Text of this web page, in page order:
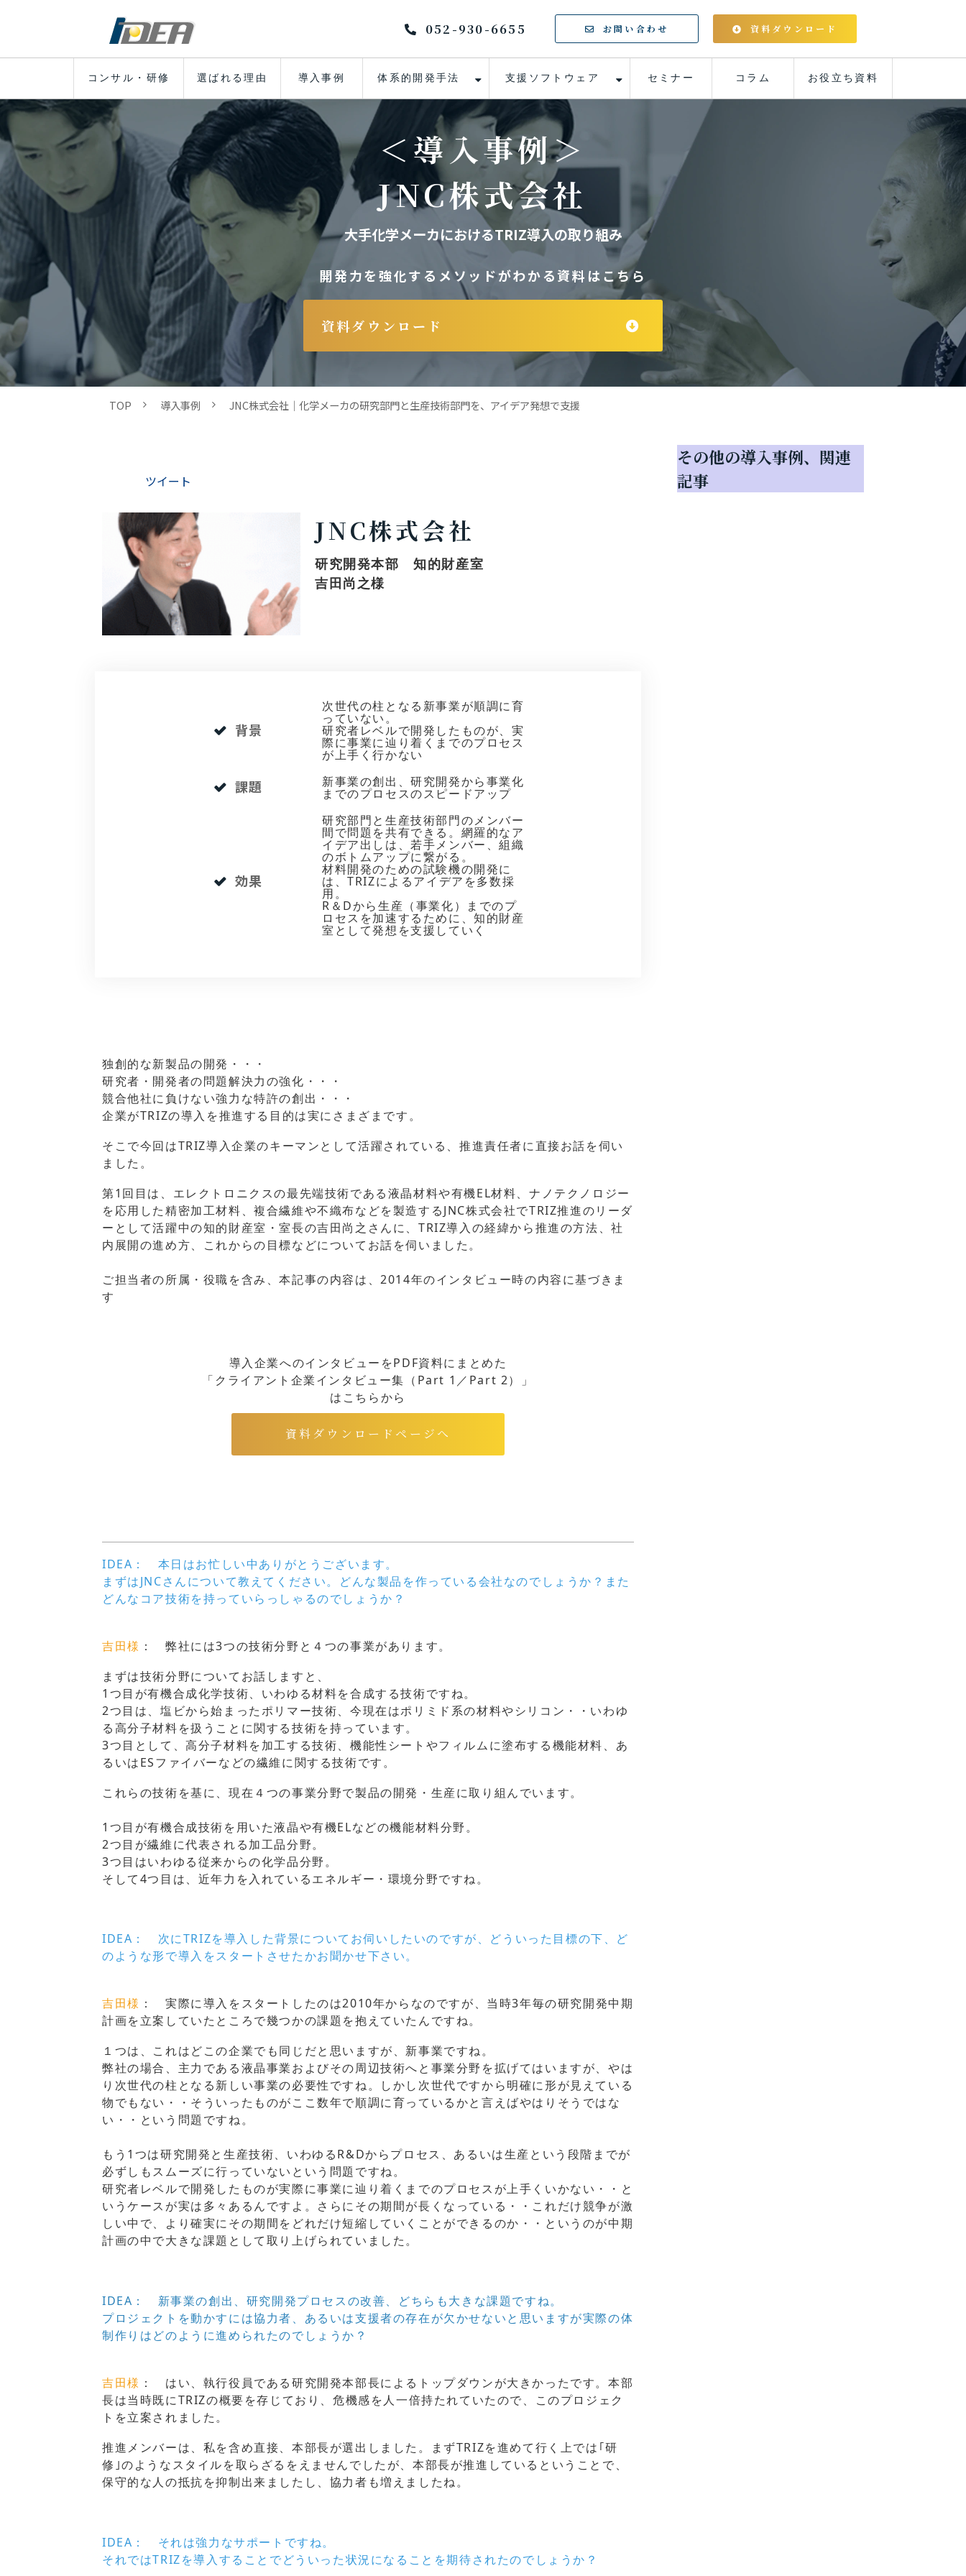
052-930-6655 お問い合わせ 資料ダウンロード
コンサル・研修 選ばれる理由 導入事例 体系的開発手法 支援ソフトウェア セミナー コラム お役立ち資料
＜導入事例＞
JNC株式会社
大手化学メーカにおけるTRIZ導入の取り組み
開発力を強化するメソッドがわかる資料はこちら
資料ダウンロード
TOP 導入事例 JNC株式会社｜化学メーカの研究部門と生産技術部門を、アイデア発想で支援
ツイート
JNC株式会社
研究開発本部 知的財産室
吉田尚之様
背景
次世代の柱となる新事業が順調に育
っていない。
研究者レベルで開発したものが、実
際に事業に辿り着くまでのプロセス
が上手く行かない
課題 新事業の創出、研究開発から事業化
までのプロセスのスピードアップ
効果
研究部門と生産技術部門のメンバー
間で問題を共有できる。網羅的なア
イデア出しは、若手メンバー、組織
のボトムアップに繋がる。
材料開発のための試験機の開発に
は、TRIZによるアイデアを多数採
用。
R＆Dから生産（事業化）までのプ
ロセスを加速するために、知的財産
室として発想を支援していく
独創的な新製品の開発・・・
研究者・開発者の問題解決力の強化・・・
競合他社に負けない強力な特許の創出・・・
企業がTRIZの導入を推進する目的は実にさまざまです。
そこで今回はTRIZ導入企業のキーマンとして活躍されている、推進責任者に直接お話を伺い
ました。
第1回目は、エレクトロニクスの最先端技術である液晶材料や有機EL材料、ナノテクノロジー
を応用した精密加工材料、複合繊維や不織布などを製造するJNC株式会社でTRIZ推進のリーダ
ーとして活躍中の知的財産室・室長の吉田尚之さんに、TRIZ導入の経緯から推進の方法、社
内展開の進め方、これからの目標などについてお話を伺いました。
ご担当者の所属・役職を含み、本記事の内容は、2014年のインタビュー時の内容に基づきま
す
導入企業へのインタビューをPDF資料にまとめた
「クライアント企業インタビュー集（Part 1／Part 2）」
はこちらから
資料ダウンロードページへ
IDEA： 本日はお忙しい中ありがとうございます。
まずはJNCさんについて教えてください。どんな製品を作っている会社なのでしょうか？また
どんなコア技術を持っていらっしゃるのでしょうか？
吉田様 ： 弊社には3つの技術分野と４つの事業があります。
まずは技術分野についてお話しますと、
1つ目が有機合成化学技術、いわゆる材料を合成する技術ですね。
2つ目は、塩ビから始まったポリマー技術、今現在はポリミド系の材料やシリコン・・いわゆ
る高分子材料を扱うことに関する技術を持っています。
3つ目として、高分子材料を加工する技術、機能性シートやフィルムに塗布する機能材料、あ
るいはESファイバーなどの繊維に関する技術です。
これらの技術を基に、現在４つの事業分野で製品の開発・生産に取り組んでいます。
1つ目が有機合成技術を用いた液晶や有機ELなどの機能材料分野。
2つ目が繊維に代表される加工品分野。
3つ目はいわゆる従来からの化学品分野。
そして4つ目は、近年力を入れているエネルギー・環境分野ですね。
IDEA： 次にTRIZを導入した背景についてお伺いしたいのですが、どういった目標の下、ど
のような形で導入をスタートさせたかお聞かせ下さい。
吉田様 ： 実際に導入をスタートしたのは2010年からなのですが、当時3年毎の研究開発中期
計画を立案していたところで幾つかの課題を抱えていたんですね。
１つは、これはどこの企業でも同じだと思いますが、新事業ですね。
弊社の場合、主力である液晶事業およびその周辺技術へと事業分野を拡げてはいますが、やは
り次世代の柱となる新しい事業の必要性ですね。しかし次世代ですから明確に形が見えている
物でもない・・そういったものがここ数年で順調に育っているかと言えばやはりそうではな
い・・という問題ですね。
もう1つは研究開発と生産技術、いわゆるR&Dからプロセス、あるいは生産という段階までが
必ずしもスムーズに行っていないという問題ですね。
研究者レベルで開発したものが実際に事業に辿り着くまでのプロセスが上手くいかない・・と
いうケースが実は多々あるんですよ。さらにその期間が長くなっている・・これだけ競争が激
しい中で、より確実にその期間をどれだけ短縮していくことができるのか・・というのが中期
計画の中で大きな課題として取り上げられていました。
IDEA： 新事業の創出、研究開発プロセスの改善、どちらも大きな課題ですね。
プロジェクトを動かすには協力者、あるいは支援者の存在が欠かせないと思いますが実際の体
制作りはどのように進められたのでしょうか？
吉田様 ： はい、執行役員である研究開発本部長によるトップダウンが大きかったです。本部
長は当時既にTRIZの概要を存じており、危機感を人一倍持たれていたので、このプロジェク
トを立案されました。
推進メンバーは、私を含め直接、本部長が選出しました。まずTRIZを進めて行く上では｢研
修｣のようなスタイルを取らざるをえませんでしたが、本部長が推進しているということで、
保守的な人の抵抗を抑制出来ましたし、協力者も増えましたね。
IDEA： それは強力なサポートですね。
それではTRIZを導入することでどういった状況になることを期待されたのでしょうか？
その他の導入事例、関連
記事